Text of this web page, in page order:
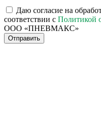
Даю согласие на
соответствии с Политикой
ООО «ПНЕВМАКС»
Отправить